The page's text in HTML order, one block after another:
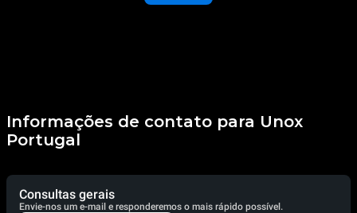
Informações de contato para Unox
Portugal
Consultas gerais
Envie-nos um e-mail e responderemos o mais rápido possível.